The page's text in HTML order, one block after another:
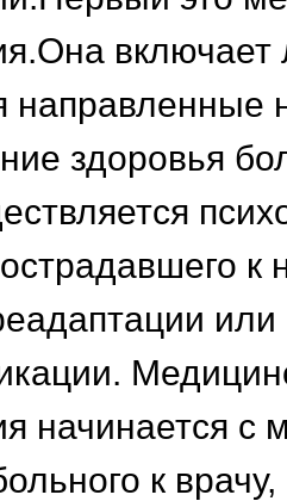
включает
направленные
здоровья
к
или
начинается с
к врачу,